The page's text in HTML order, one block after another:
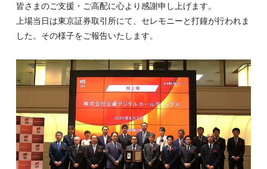
皆さまのご支援・ご高配に心より感謝申し上げます。
上場当日は東京証券取引所にて、セレモニーと打鐘が行われま
した。その様子をご報告いたします。